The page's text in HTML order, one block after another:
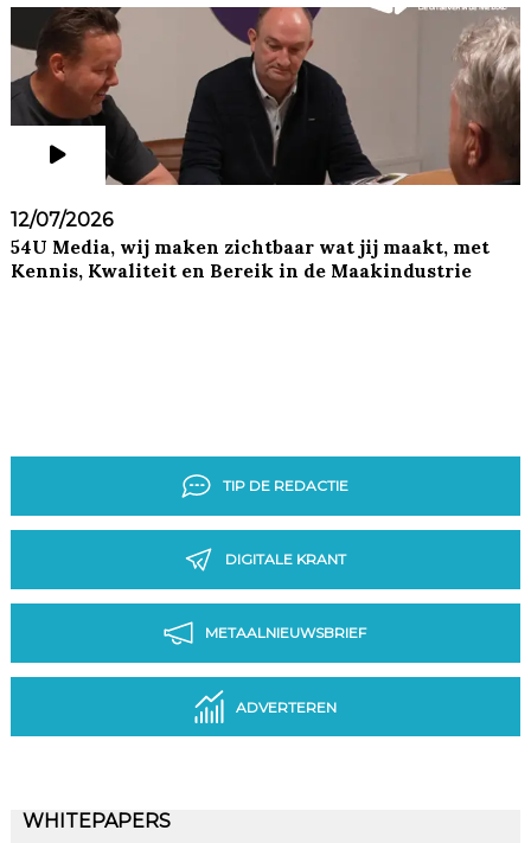
12/07/2026
54U Media, wij maken zichtbaar wat jij maakt, met
Kennis, Kwaliteit en Bereik in de Maakindustrie
TIP DE REDACTIE
DIGITALE KRANT
METAALNIEUWSBRIEF
ADVERTEREN
WHITEPAPERS